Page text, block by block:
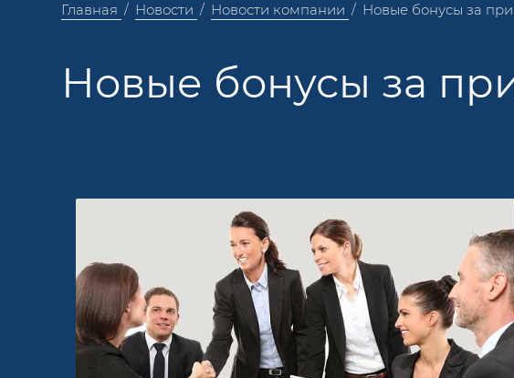
Главная Новости Новости компании Новые бонусы за
Новые бонусы за